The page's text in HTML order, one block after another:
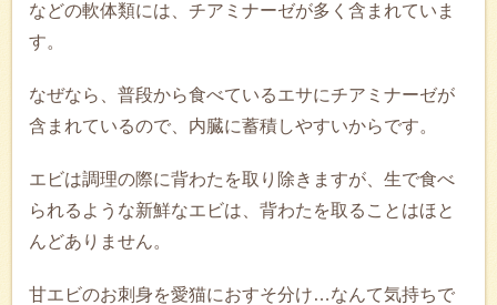
などの軟体類には、チアミナーゼが多く含まれていま
す。
なぜなら、普段から食べているエサにチアミナーゼが
含まれているので、内臓に蓄積しやすいからです。
エビは調理の際に背わたを取り除きますが、生で食べ
られるような新鮮なエビは、背わたを取ることはほと
んどありません。
甘エビのお刺身を愛猫におすそ分け…なんて気持ちで